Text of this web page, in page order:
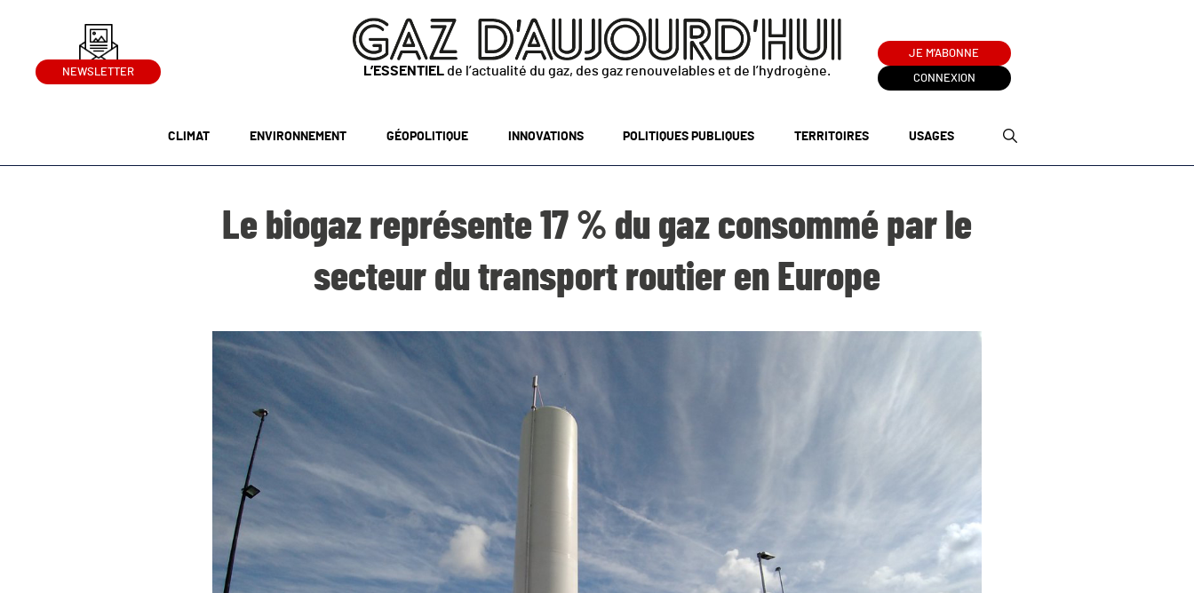
NEWSLETTER L’ESSENTIEL de l’actualité du gaz, des gaz renouvelables et de l’hydrogène.
JE M'ABONNE
CONNEXION
CLIMAT ENVIRONNEMENT GÉOPOLITIQUE INNOVATIONS POLITIQUES PUBLIQUES TERRITOIRES USAGES
Le biogaz représente 17 % du gaz consommé par le
secteur du transport routier en Europe